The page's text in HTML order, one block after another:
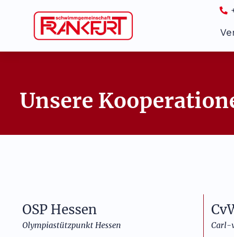
Unsere
OSP Hessen
Olympiastützpunkt Hessen Carl-